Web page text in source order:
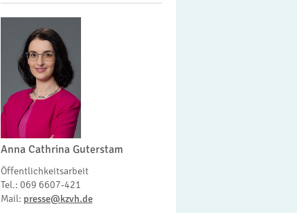
Anna Cathrina Guterstam
Öffentlichkeitsarbeit
Tel.: 069 6607-421
Mail: presse@kzvh.de